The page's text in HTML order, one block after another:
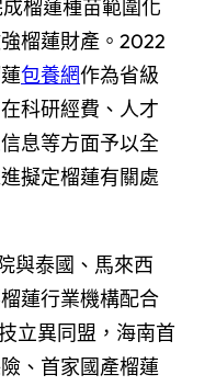
榴蓮種苗範圍化
榴蓮財產。2022
包養網作為省級
科研經費、人才
息等方面予以全
擬定榴蓮有關處
與泰國、馬來西
蓮行業機構配合
立異同盟，海南首
、首家國產榴蓮